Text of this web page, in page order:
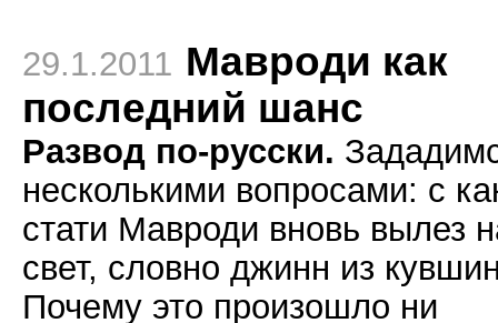
29.1.2011 Мавроди как
последний шанс
Развод по-русски.
несколькими вопросами: с
стати Мавроди вновь вылез
свет, словно джинн из
Почему это произошло ни